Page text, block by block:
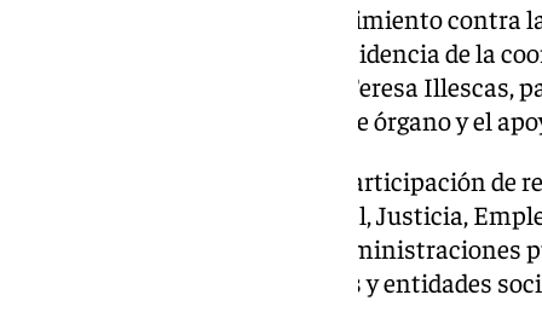
La Comisión Provincial de Seguimiento contra
reunido en Granada bajo la presidencia de la
Instituto Andaluz de la Mujer, Teresa Illescas,
institucional en el marco de este órgano y el
La reunión ha contado con la participación de
delegaciones de Inclusión Social, Justicia,
de la Junta, además de otras administraciones
seguridad, operadores judiciales y entidades